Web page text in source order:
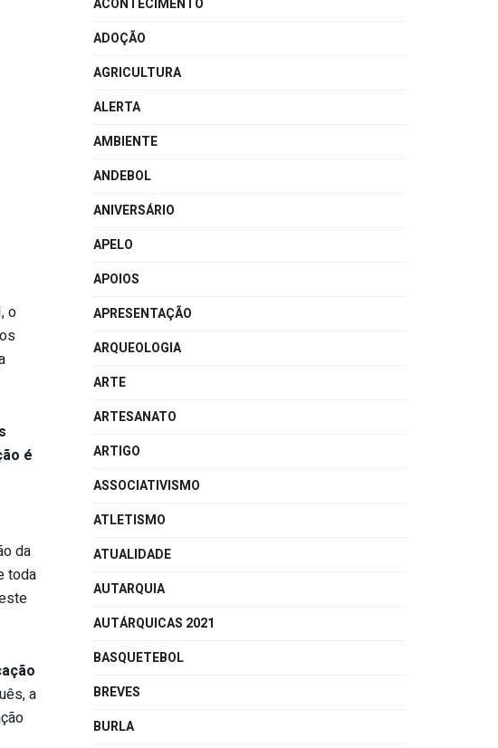
o
é
da
toda
a
ACONTECIMENTO
ADOÇÃO
AGRICULTURA
ALERTA
AMBIENTE
ANDEBOL
ANIVERSÁRIO
APELO
APOIOS
APRESENTAÇÃO
ARQUEOLOGIA
ARTE
ARTESANATO
ARTIGO
ASSOCIATIVISMO
ATLETISMO
ATUALIDADE
AUTARQUIA
AUTÁRQUICAS 2021
BASQUETEBOL
BREVES
BURLA